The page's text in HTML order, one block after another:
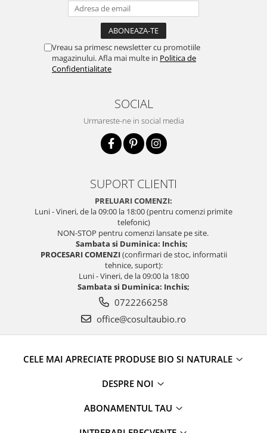
Vreau sa primesc newsletter cu promotiile
magazinului. Afla mai multe in Politica de
Confidentialitate
SOCIAL
Urmareste-ne in social media
SUPORT CLIENTI
PRELUARI COMENZI:
Luni - Vineri, de la 09:00 la 18:00 (pentru comenzi primite
telefonic)
NON-STOP pentru comenzi lansate pe site.
Sambata si Duminica: Inchis;
PROCESARI COMENZI(confirmari de stoc, informatii
tehnice, suport):
Luni - Vineri, de la 09:00 la 18:00
Sambata si Duminica: Inchis;
0722266258
office@cosultaubio.ro
CELE MAI APRECIATE PRODUSE BIO SI NATURALE
DESPRE NOI
ABONAMENTUL TAU